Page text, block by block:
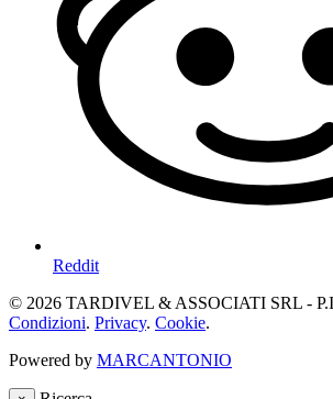
Reddit
© 2026 TARDIVEL & ASSOCIATI SRL -
Condizioni. Privacy. Cookie.
Powered by MARCANTONIO